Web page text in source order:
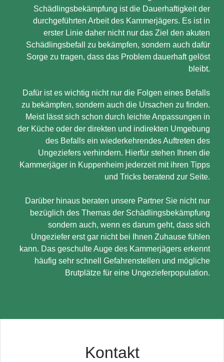
Schädlingsbekämpfung ist die Dauerhaftigkeit der
durchgeführten Arbeit des Kammerjägers. Es ist in
erster Linie daher nicht nur das Ziel den akuten
Schädlingsbefall zu bekämpfen, sondern auch dafür
Sorge zu tragen, dass das Problem dauerhaft gelöst
bleibt.
Dafür ist es wichtig nicht nur die Folgen eines Befalls
zu bekämpfen, sondern auch die Ursachen zu finden.
Meist lässt sich schon durch leichte Anpassungen in
der Küche oder der direkten und indirekten Umgebung
des Befalls ein wiederkehrendes Auftreten des
Ungeziefers verhindern. Hierfür stehen Ihnen die
Kammerjäger in Kuppenheim jederzeit mit ihren Tipps
und Tricks beratend zur Seite.
Darüber hinaus beraten unsere Partner Sie nicht nur
bezüglich des Themas der Schädlingsbekämpfung
sondern auch, wenn es darum geht, dass sich
Ungeziefer erst gar nicht bei Ihnen Zuhause fühlen
kann. Das geschulte Auge des Kammerjägers erkennt
häufig sehr schnell Gefahrenstellen und mögliche
Brutplätze für eine Ungezieferpopulation.
Kontakt